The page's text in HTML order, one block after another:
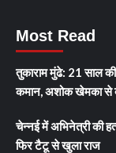
Most Read
तुकाराम मुंढे: 21 साल
कमान, अशोक खेमका से
चेन्नई में अभिनेत्री की
फिर टैटू से खुला राज